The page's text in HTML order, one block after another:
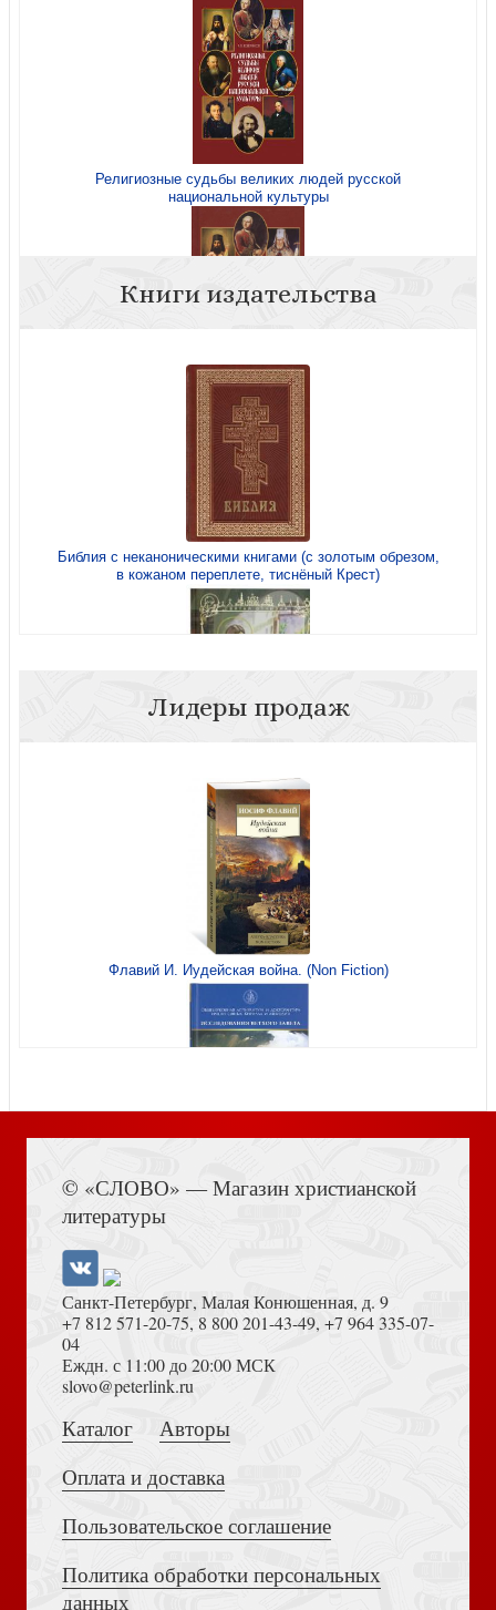
Религиозные судьбы великих людей русской
национальной культуры
Религиозные судьбы великих людей русской
национальной культуры
Книги издательства
Библия с неканоническими книгами (с золотым обрезом,
в кожаном переплете, тиснёный Крест)
Преподобный Афанасий Высоцкий
Церковнославянский язык (Московская Патриархия
РПЦ)
Начнем с самого простого
Псалтирь на церковнославянском языке
Лидеры продаж
Флавий И. Иудейская война. (Non Fiction)
Толкование на Апокалипсис (Тихоний Африканский)
Достоевский Ф.М. Сила и правда России (2024)
© «СЛОВО» — Магазин христианской
литературы
Санкт-Петербург, Малая Конюшенная, д. 9
+7 812 571-20-75, 8 800 201-43-49, +7 964 335-07-
04
Еждн. с 11:00 до 20:00 МСК
slovo@peterlink.ru
Каталог
Авторы
Оплата и доставка
Пользовательское соглашение
Политика обработки персональных
данных